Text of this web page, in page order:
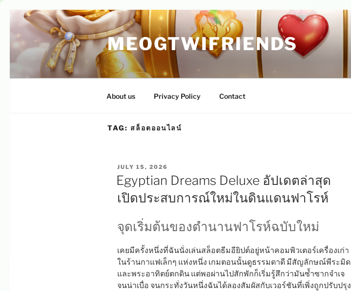
Skip
to
content
MEOGTWIFRIENDS
About us Privacy Policy Contact
TAG: สล็อตออนไลน์
POSTED
ON
JULY 15, 2026
Egyptian Dreams Deluxe อัปเดตล่าสุด
เปิดประสบการณ์ใหม่ในดินแดนฟาโรห์
จุดเริ่มต้นของตำนานฟาโรห์ฉบับใหม่
เคยมีครั้งหนึ่งที่ฉันนั่งเล่นสล็อตธีมอียิปต์อยู่หน้าคอมพิวเตอร์เครื่องเก่า
ในร้านกาแฟเล็กๆ แห่งหนึ่ง เกมตอนนั้นดูธรรมดาดี มีสัญลักษณ์พีระมิด
และพระอาทิตย์ตกดิน แต่พอผ่านไปสักพักก็เริ่มรู้สึกว่ามันซ้ำซากจำเจ
จนน่าเบื่อ จนกระทั่งวันหนึ่งฉันได้ลองสัมผัสกับเวอร์ชันที่เพิ่งถูกปรับปรุง